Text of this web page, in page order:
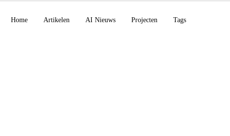
Home Artikelen AI Nieuws Projecten Tags